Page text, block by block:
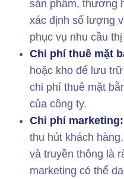
sản phẩm, thương
xác định số lượng
phục vụ nhu cầu
Chi phí thuê mặt
hoặc kho để lưu
chi phí thuê mặt
của công ty.
Chi phí marketing:
thu hút khách
và truyền thông là
marketing có thể